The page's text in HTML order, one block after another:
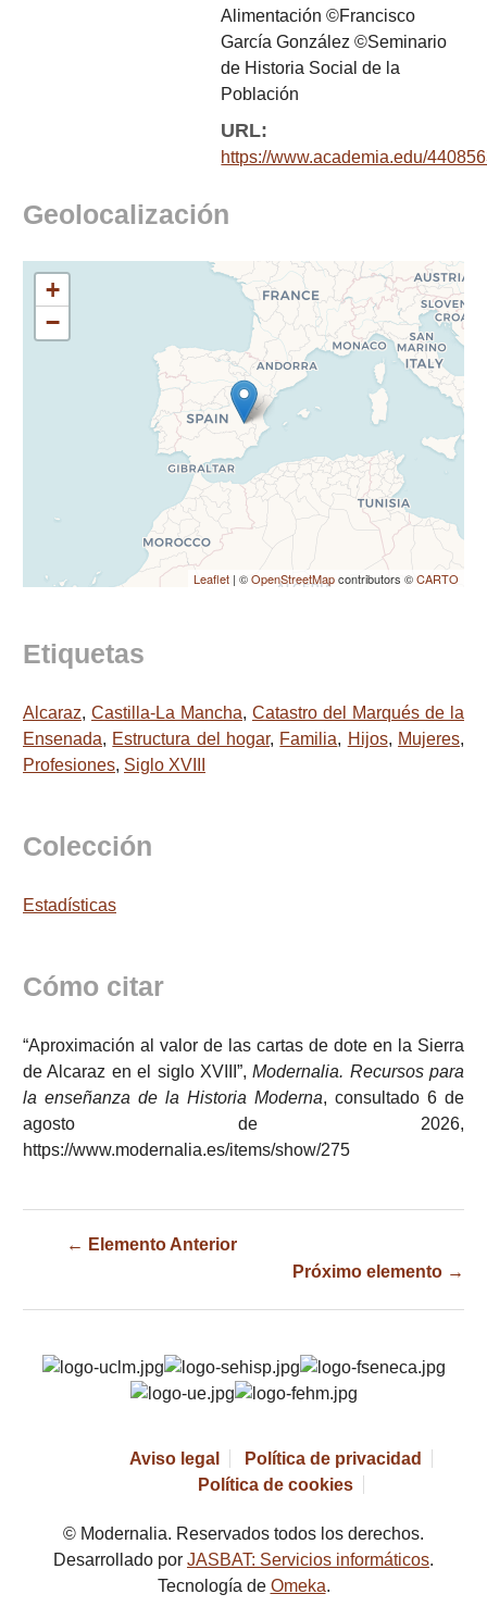
Alimentación ©Francisco
García González ©Seminario
de Historia Social de la
Población
URL:
https://www.academia.edu/
Geolocalización
+
−
Leaflet | ©OpenStreetMapcontributors ©CARTO
Etiquetas
Alcaraz, Castilla-La Mancha, Catastro del Marqués de la
Ensenada, Estructura del hogar, Familia, Hijos, Mujeres,
Profesiones, Siglo XVIII
Colección
Estadísticas
Cómo citar
“Aproximación al valor de las cartas de dote en la Sierra
de Alcaraz en el siglo XVIII”,Modernalia. Recursos para
la enseñanza de la Historia Moderna, consultado 6 de
agosto de 2026,
https://www.modernalia.es/items/show/275
← Elemento Anterior
Próximo elemento →
Aviso legal
Política de privacidad
Política de cookies
© Modernalia. Reservados todos los derechos.
Desarrollado por JASBAT: Servicios informáticos.
Tecnología de Omeka.